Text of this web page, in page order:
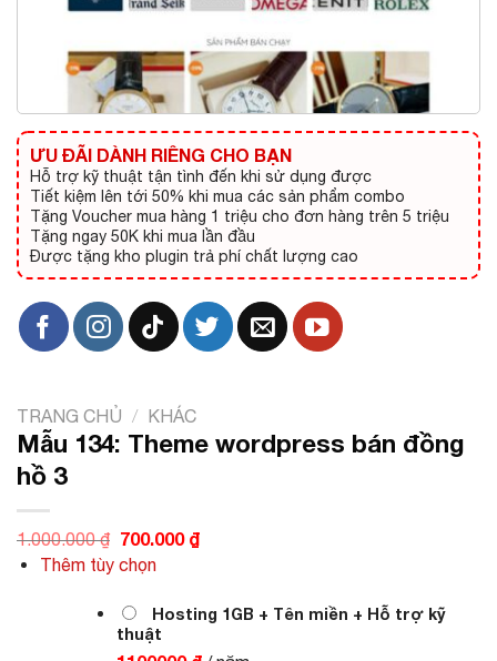
ƯU ĐÃI DÀNH RIÊNG CHO BẠN
Hỗ trợ kỹ thuật tận tình đến khi sử dụng được
Tiết kiệm lên tới 50% khi mua các sản phẩm combo
Tặng Voucher mua hàng 1 triệu cho đơn hàng trên 5 triệu
Tặng ngay 50K khi mua lần đầu
Được tặng kho plugin trả phí chất lượng cao
TRANG CHỦ / KHÁC
Mẫu 134: Theme wordpress bán đồng
hồ 3
1.000.000₫ Giá
gốc
là:
700.000 ₫Giá
700.000 ₫.
Thêm tùy chọn
Hosting 1GB + Tên miền + Hỗ trợ kỹ
thuật